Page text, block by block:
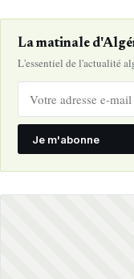
La matinale
L'essentiel de l'actualité
Je m'abonne